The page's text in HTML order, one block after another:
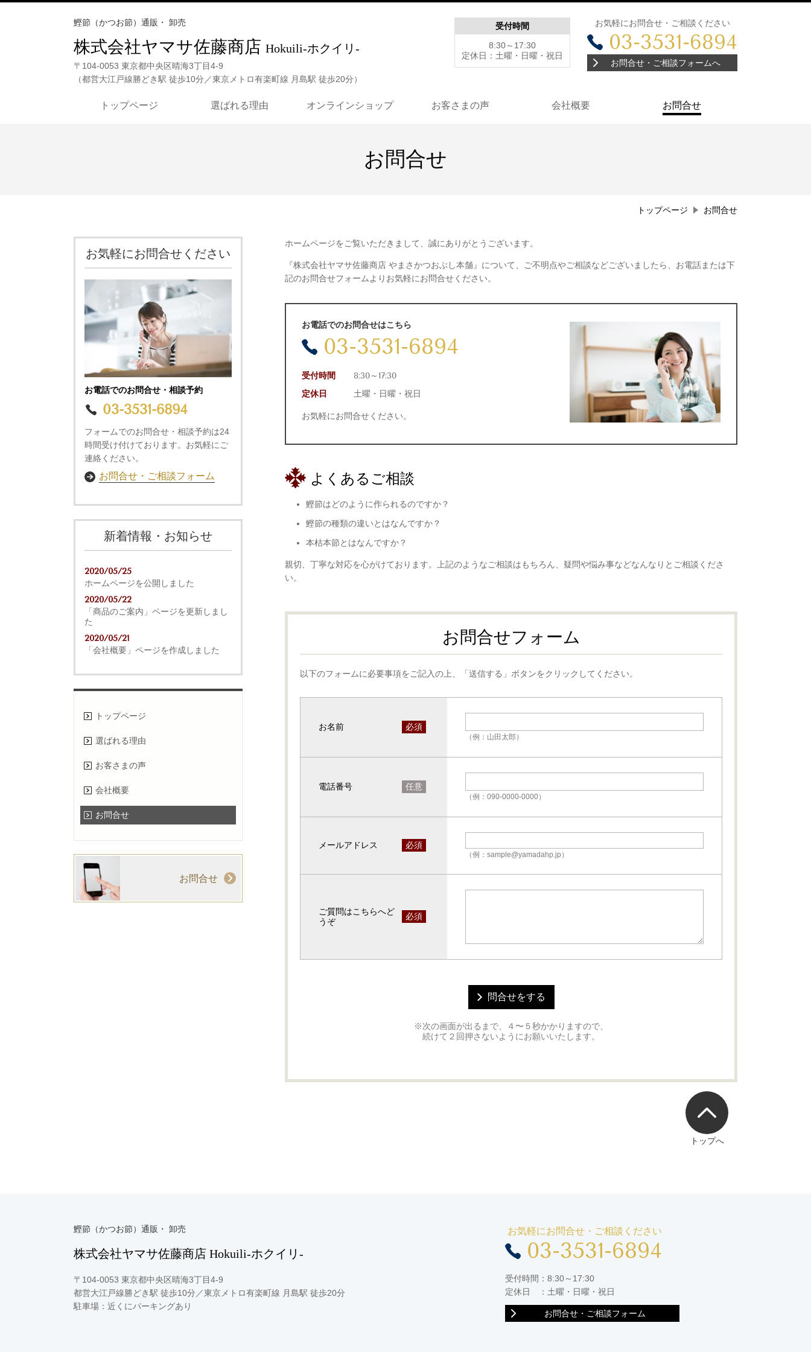
鰹節（かつお節）通販・ 卸売
株式会社ヤマサ佐藤商店 Hokuili-ホクイリ-
〒104-0053 東京都中央区晴海3丁目4-9
（都営大江戸線勝どき駅 徒歩10分／東京メトロ有楽町線 月島駅 徒歩20分）
受付時間
8:30～17:30
定休日：土曜・日曜・祝日
お気軽にお問合せ・ご相談ください
03-3531-6894
お問合せ・ご相談フォームへ
トップページ 選ばれる理由 オンラインショップ お客さまの声 会社概要 お問合せ
お問合せ
トップページ お問合せ
ホームページをご覧いただきまして、誠にありがとうございます。
『株式会社ヤマサ佐藤商店 やまさかつおぶし本舗』について、ご不明点やご相談などございましたら、お電話または下
記のお問合せフォームよりお気軽にお問合せください。
お電話でのお問合せはこちら
03-3531-6894
受付時間
8:30～17:30
定休日
土曜・日曜・祝日
お気軽にお問合せください。
よくあるご相談
鰹節はどのように作られるのですか？
鰹節の種類の違いとはなんですか？
本枯本節とはなんですか？
親切、丁寧な対応を心がけております。上記のようなご相談はもちろん、疑問や悩み事などなんなりとご相談くださ
い。
お問合せフォーム
以下のフォームに必要事項をご記入の上、「送信する」ボタンをクリックしてください。
お名前 必須
（例：山田太郎）
電話番号 任意
（例：090-0000-0000）
メールアドレス 必須
（例：sample@yamadahp.jp）
ご質問はこちらへど
うぞ
必須
※次の画面が出るまで、４〜５秒かかりますので、
続けて２回押さないようにお願いいたします。
トップへ
お気軽にお問合せください
お電話でのお問合せ・相談予約
03-3531-6894
フォームでのお問合せ・相談予約は24
時間受け付けております。お気軽にご
連絡ください。
お問合せ・ご相談フォーム
新着情報・お知らせ
2020/05/25
ホームページを公開しました
2020/05/22
「商品のご案内」ページを更新しまし
た
2020/05/21
「会社概要」ページを作成しました
トップページ
選ばれる理由
お客さまの声
会社概要
お問合せ
お問合せ
鰹節（かつお節）通販・ 卸売
株式会社ヤマサ佐藤商店 Hokuili-ホクイリ-
〒104-0053 東京都中央区晴海3丁目4-9
都営大江戸線勝どき駅 徒歩10分／東京メトロ有楽町線 月島駅 徒歩20分
駐車場：近くにパーキングあり
お気軽にお問合せ・ご相談ください
03-3531-6894
受付時間：8:30～17:30
定休日 ：土曜・日曜・祝日
お問合せ・ご相談フォーム